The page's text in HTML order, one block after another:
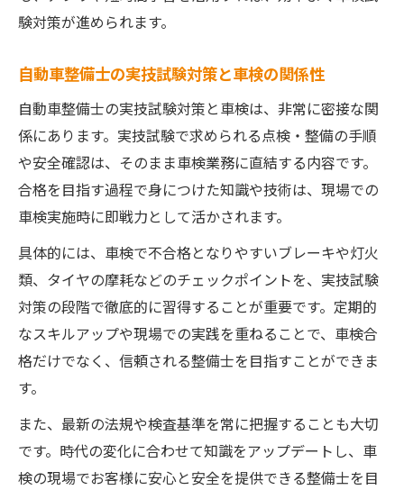
験対策が進められます。
自動車整備士の実技試験対策と車検の関係性
自動車整備士の実技試験対策と車検は、非常に密接な関
係にあります。実技試験で求められる点検・整備の手順
や安全確認は、そのまま車検業務に直結する内容です。
合格を目指す過程で身につけた知識や技術は、現場での
車検実施時に即戦力として活かされます。
具体的には、車検で不合格となりやすいブレーキや灯火
類、タイヤの摩耗などのチェックポイントを、実技試験
対策の段階で徹底的に習得することが重要です。定期的
なスキルアップや現場での実践を重ねることで、車検合
格だけでなく、信頼される整備士を目指すことができま
す。
また、最新の法規や検査基準を常に把握することも大切
です。時代の変化に合わせて知識をアップデートし、車
検の現場でお客様に安心と安全を提供できる整備士を目